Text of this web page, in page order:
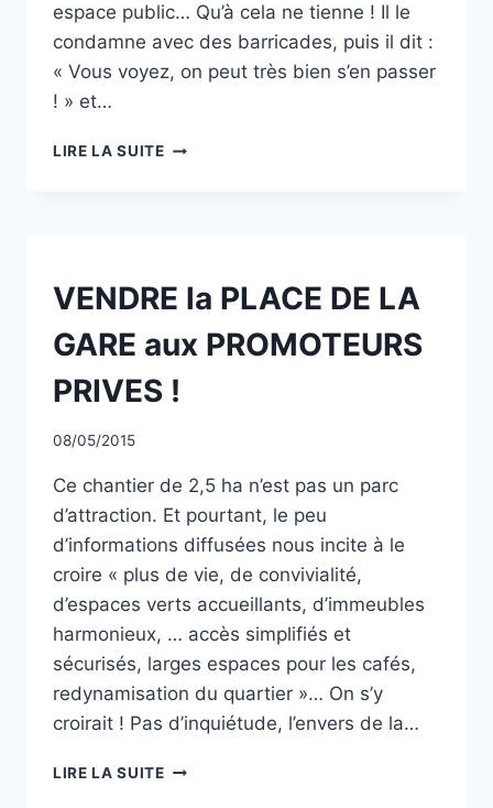
espace public… Qu’à cela ne tienne ! Il le
condamne avec des barricades, puis il dit :
« Vous voyez, on peut très bien s’en passer
! » et…
LIRE LA SUITEQUAND
NON
CLASSÉ
VENDRE la PLACE DE LA
GARE aux PROMOTEURS
PRIVES !
Par
08/05/2015
Ce chantier de 2,5 ha n’est pas un parc
d’attraction. Et pourtant, le peu
d’informations diffusées nous incite à le
croire « plus de vie, de convivialité,
d’espaces verts accueillants, d’immeubles
harmonieux, … accès simplifiés et
sécurisés, larges espaces pour les cafés,
redynamisation du quartier »… On s’y
croirait ! Pas d’inquiétude, l’envers de la…
LIRE LA SUITEVENDRE